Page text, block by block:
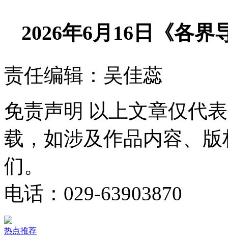
2026年6月16日《各界
责任编辑：吴佳蕊
免责声明 以上文章仅代
载，如涉及作品内容、
们。
电话：029-63903870
热点推荐